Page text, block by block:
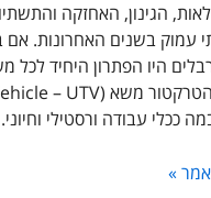
הגינון, האחזקה
עמוק בשנים האחרונות.
היו הפתרון היחיד
ככלי עבודה ורסטילי וחיוני.
»